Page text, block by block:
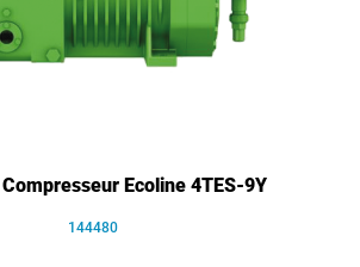
Ecoline 4TES-9Y
144480